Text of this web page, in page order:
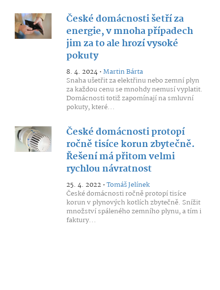
České domácnosti šetří za
energie, v mnoha případech
jim za to ale hrozí vysoké
pokuty
8. 4. 2024 •Martin Bárta
Snaha ušetřit za elektřinu nebo zemní plyn
za každou cenu se mnohdy nemusí vyplatit.
Domácnosti totiž zapomínají na smluvní
pokuty, které...
České domácnosti protopí
ročně tisíce korun zbytečně.
Řešení má přitom velmi
rychlou návratnost
25. 4. 2022 •Tomáš Jelínek
České domácnosti ročně protopí tisíce
korun v plynových kotlích zbytečně. Snížit
množství spáleného zemního plynu, a tím i
faktury...